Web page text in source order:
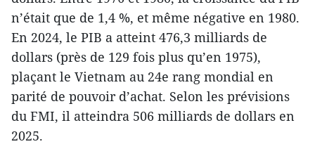
n’était que de 1,4 %, et même négative en 1980.
En 2024, le PIB a atteint 476,3 milliards de
dollars (près de 129 fois plus qu’en 1975),
plaçant le Vietnam au 24e rang mondial en
parité de pouvoir d’achat. Selon les prévisions
du FMI, il atteindra 506 milliards de dollars en
2025.